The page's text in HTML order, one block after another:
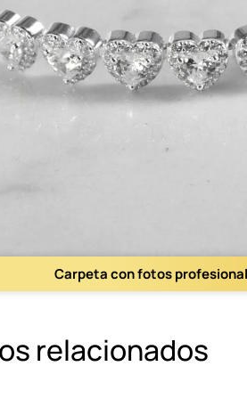
Carpeta con fotos
relacionados